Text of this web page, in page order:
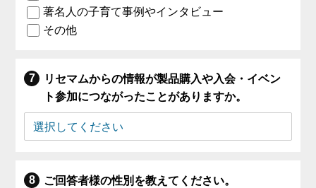
著名人の子育て事例やインタビュー
その他
リセマムからの情報が製品購入や入会・イベン
ト参加につながったことがありますか。
ご回答者様の性別を教えてください。